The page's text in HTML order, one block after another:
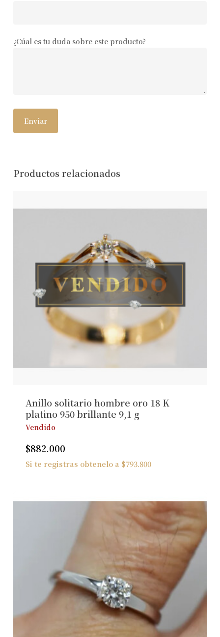
¿Cúal es tu duda sobre este producto?
Productos relacionados
Anillo solitario hombre oro 18 K
platino 950 brillante 9,1 g
Vendido
$882.000
Si te registras obtenelo a $793.800